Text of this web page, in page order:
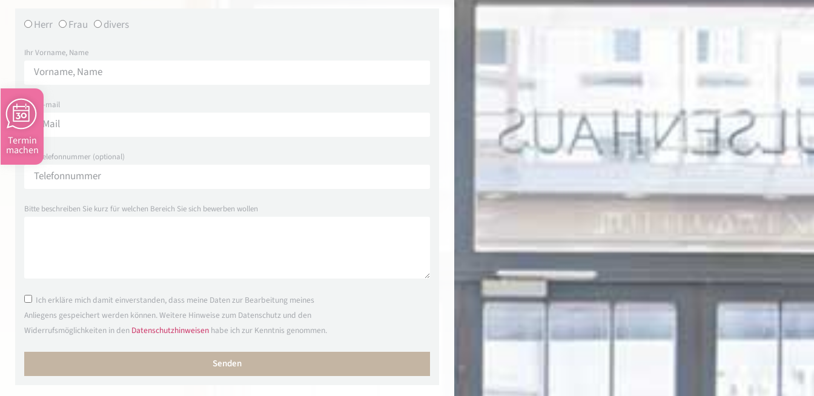
Herr Frau divers
Ihr Vorname, Name
Ihre E-mail
Ihre Telefonnummer (optional)
Bitte beschreiben Sie kurz für welchen Bereich Sie sich bewerben wollen
Ich erkläre mich damit einverstanden, dass meine Daten zur Bearbeitung meines
Anliegens gespeichert werden können. Weitere Hinweise zum Datenschutz und den
Widerrufsmöglichkeiten in den Datenschutzhinweisen habe ich zur Kenntnis genommen.
Senden
Termin
machen